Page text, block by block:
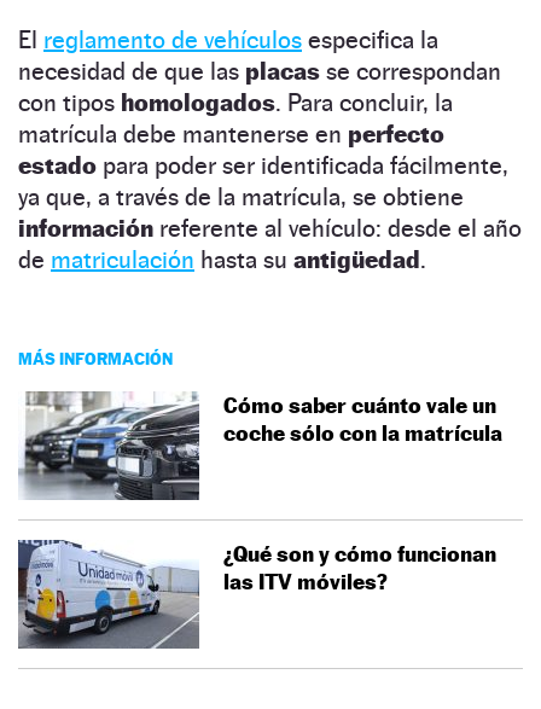
El reglamento de vehículos especifica la
necesidad de que las placas se correspondan
con tipos homologados. Para concluir, la
matrícula debe mantenerse en perfecto
estado para poder ser identificada fácilmente,
ya que, a través de la matrícula, se obtiene
información referente al vehículo: desde el año
de matriculación hasta su antigüedad.
MÁS INFORMACIÓN
Cómo saber cuánto vale un
coche sólo con la matrícula
¿Qué son y cómo funcionan
las ITV móviles?